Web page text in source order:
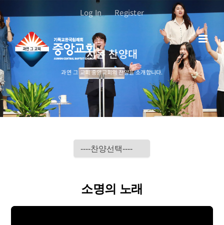
텐
츠
로
건
너
뛰
기
Log In Register
시온 찬양대
과연 그 교회 중앙교회의 찬양을 소개합니다.
소명의 노래